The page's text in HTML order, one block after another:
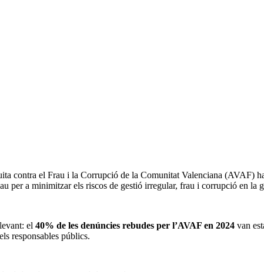
contra el Frau i la Corrupció de la Comunitat Valenciana (AVAF)
per a minimitzar els riscos de gestió irregular, frau i corrupció en la
el 40% de les denúncies rebudes per l’AVAF en 2024 van
responsables públics.